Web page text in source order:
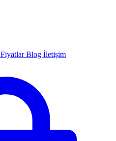
FiyatlarBlog İletişim